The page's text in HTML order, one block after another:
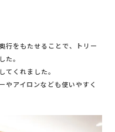
行をもたせることで、トリー
た。
てくれました。
やアイロンなども使いやすく